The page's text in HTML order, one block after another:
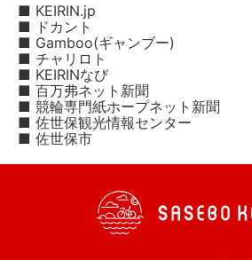
■ KEIRIN.jp
■ ドカント
■ Gamboo(ギャンブー)
■ チャリロト
■ KEIRINなび
■ 百万弗ネット新聞
■ 競輪専門紙ホープネット新聞
■ 佐世保観光情報センター
■ 佐世保市